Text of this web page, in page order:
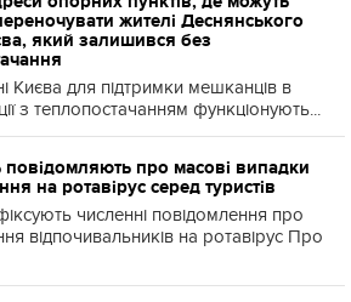
переночувати жителі Деснянського
який залишився без
Києва для підтримки мешканців в
з теплопостачанням функціонують...
про масові випадки
на ротавірус серед туристів
численні повідомлення про
відпочивальників на ротавірус Про